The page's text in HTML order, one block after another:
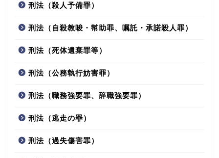
刑法（殺人予備罪）
刑法（自殺教唆・幇助罪、嘱託・承諾殺人罪）
刑法（死体遺棄罪等）
刑法（公務執行妨害罪）
刑法（職務強要罪、辞職強要罪）
刑法（逃走の罪）
刑法（過失傷害罪）